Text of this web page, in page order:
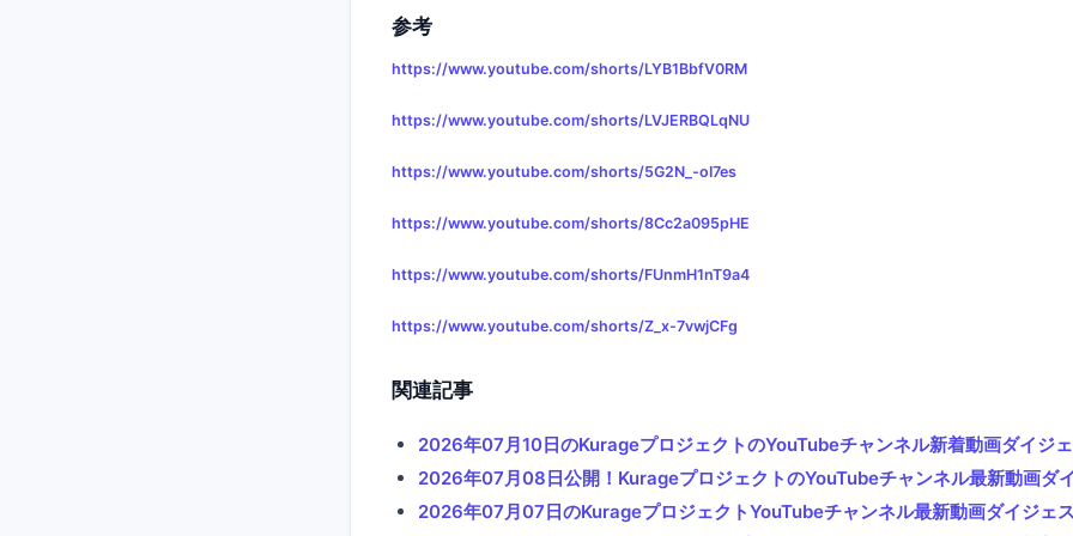
参考
https://www.youtube.com/shorts/LYB1BbfV0RM
https://www.youtube.com/shorts/LVJERBQLqNU
https://www.youtube.com/shorts/5G2N_-oI7es
https://www.youtube.com/shorts/8Cc2a095pHE
https://www.youtube.com/shorts/FUnmH1nT9a4
https://www.youtube.com/shorts/Z_x-7vwjCFg
関連記事
2026年07月10日のKurageプロジェクトのYouTubeチャンネル新着動画ダイジ
2026年07月08日公開！KurageプロジェクトのYouTubeチャンネル最新動画ダ
2026年07月07日のKurageプロジェクトYouTubeチャンネル最新動画ダイジェ